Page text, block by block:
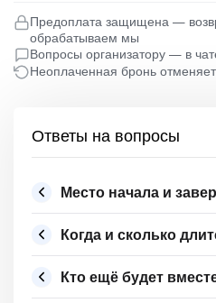
Предоплата защищена —
обрабатываем мы
Вопросы организатору — в
Неоплаченная бронь
Ответы на вопросы
Место начала и
Когда и сколько
Кто ещё будет